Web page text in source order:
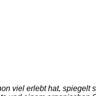
viel erlebt hat, spiegelt